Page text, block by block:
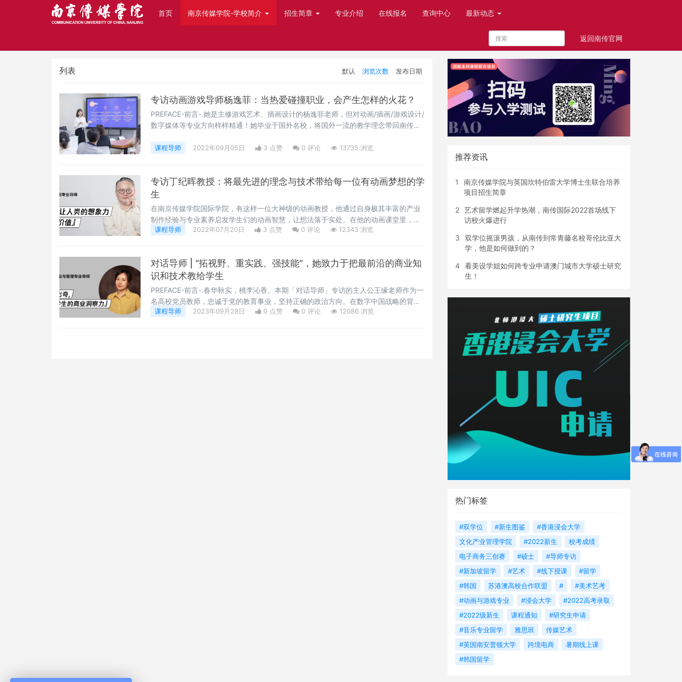
首页 南京传媒学院-学校简介 招生简章 专业介绍 在线报名 查询中心 最新动态
返回南传官网
首页 南京传媒学院-学校简介 课程导师
列表 默认 浏览次数 发布日期
专访动画游戏导师杨逸菲：当热爱碰撞职业，会产生怎样的火花？
PREFACE-前言-.她是主修游戏艺术、插画设计的杨逸菲老师，但对动画/插画/游戏设计/
数字媒体等专业方向样样精通！她毕业于国外名校，将国外一流的教学理念带回南传，
的专业变成事业，在教学中因材施教，善于引导和启发学生，带领学生步入世界顶尖动
课程导师 2022年09月05日 3 点赞 0 评论 13735 浏览
专访丁纪晖教授：将最先进的理念与技术带给每一位有动画梦想的学
生
在南京传媒学院国际学院，有这样一位大神级的动画教授，他通过自身极其丰富的产业
制作经验与专业素养启发学生们的动画智慧，让想法落于实处。在他的动画课堂里，探
索与创造、绘制与操控在不断流动。本期，让我们一起走进在丁教授带领下的“国际学院
课程导师 2022年07月20日 3 点赞 0 评论 12343 浏览
对话导师 | “拓视野、重实践、强技能”，她致力于把最前沿的商业知
识和技术教给学生
PREFACE-前言-.春华秋实，桃李沁香。本期「对话导师」专访的主人公王缘老师作为一
名高校党员教师，忠诚于党的教育事业，坚持正确的政治方向。在数字中国战略的背景
下，她关注行业发展趋势，以数字化应用人才需求为着力点，以数据思维和创新实践为
课程导师 2023年09月28日 0 点赞 0 评论 12086 浏览
推荐资讯
1
南京传媒学院与英国坎特伯雷大学博士生联合培养
项目招生简章
2 艺术留学燃起升学热潮，南传国际2022首场线下
访校火爆进行
3
双学位摇滚男孩，从南传到常青藤名校哥伦比亚大
学，他是如何做到的？
4 看美设学姐如何跨专业申请澳门城市大学硕士研究
生！
热门标签
#双学位 #新生图鉴
#香港浸会大学
文化产业管理学院
#2022新生
校考成绩
电子商务三创赛
#硕士
#导师专访
#新加坡留学
#艺术 #线下授课
#留学
#韩国
苏港澳高校合作联盟 #
#美术艺考
#动画与游戏专业
#浸会大学
#2022高考录取
#2022级新生
课程通知
#研究生申请
#音乐专业留学
雅思班
传媒艺术
#英国南安普顿大学
跨境电商
暑期线上课
#韩国留学